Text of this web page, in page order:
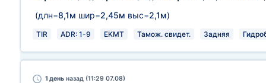
(длн=8,1м шир=2,45м выс=2,1м)
TIR ADR: 1-9 EKMT Тамож. свидет. Задняя
1 день назад (11:29 07.08)